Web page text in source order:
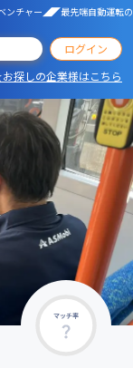
ンチャー◢◤最先端自動運転
ログイン
お探しの企業様はこちら
マッチ率